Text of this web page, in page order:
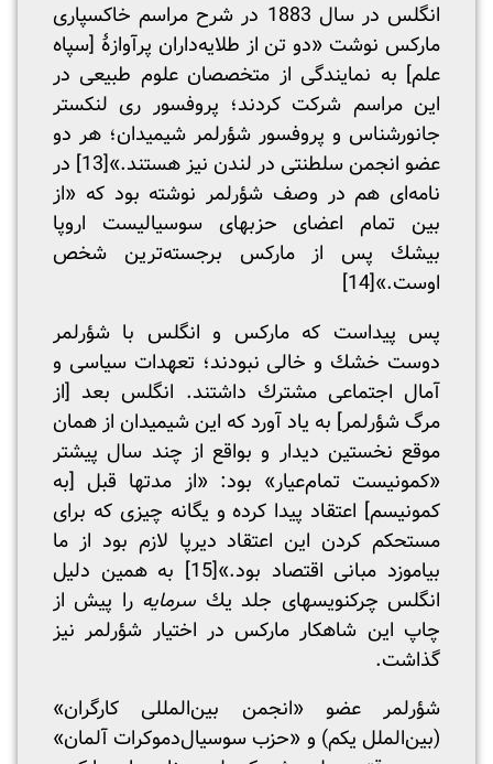
انگلس در سال 1883 در شرح مراسم خاکسپاری
مارکس نوشت «دو تن از طلایه‌داران پرآوازۀ [سپاه
علم] به نمایندگی از متخصصان علوم طبیعی در
این مراسم شرکت کردند؛ پروفسور ری لنکستر
جانورشناس و پروفسور شؤرلمر شیمیدان؛ هر دو
عضو انجمن سلطنتی در لندن نیز هستند.»[13]
در
نامه‌ای هم در وصف شؤرلمر نوشته بود که «از
بین تمام اعضای حزبهای سوسیالیست اروپا
بیشك پس از مارکس برجسته‌ترین شخص
اوست.»[14]
پس پیداست که مارکس و انگلس با شؤرلمر
دوست خشك و خالی نبودند؛ تعهدات سیاسی و
آمال اجتماعی مشترك داشتند. انگلس بعد [از
مرگ شؤرلمر] به یاد آورد که این شیمیدان از همان
موقع نخستین دیدار و بواقع از چند سال پیشتر
«کمونیست تمام‌عیار» بود: «از مدتها قبل [به
کمونیسم] اعتقاد پیدا کرده و یگانه چیزی که برای
مستحکم کردن این اعتقاد دیرپا لازم بود از ما
بیاموزد مبانی اقتصاد بود.»[15]
به همین دلیل
انگلس چرکنویسهای جلد یك سرمایه را پیش از
چاپ این شاهکار مارکس در اختیار شؤرلمر نیز
گذاشت.
شؤرلمر عضو «انجمن بین‌المللی کارگران»
(بین‌الملل یکم) و «حزب سوسیال‌دموکرات آلمان»